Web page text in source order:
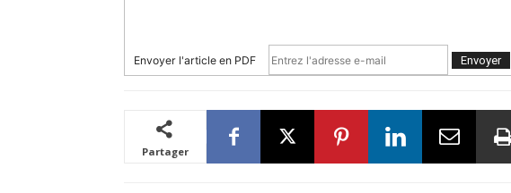
Envoyer l'article en PDF
Partager